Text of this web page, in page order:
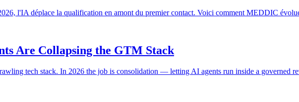
l'IA déplace la qualification en amont du premier contact. Voici comment MEDDIC
Are Collapsing the GTM Stack
tech stack. In 2026 the job is consolidation — letting AI agents run inside a governed